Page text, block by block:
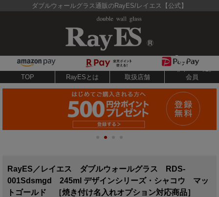
ダブルウォールグラス通販のRayES/レイエス【公式】
TOP RayESとは 取扱店舗 会員
RayES／レイエス ダブルウォールグラス RDS-
001Sdsmgd 245ml デザインシリーズ・シャコウ マッ
トゴールド ［焼き付け名入れオプション対応商品］